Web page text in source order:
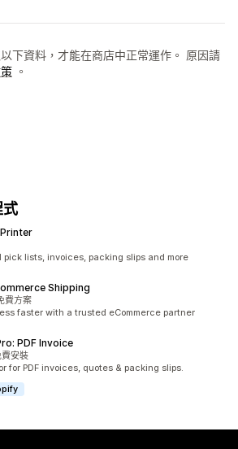
下資料，才能在商店中正常運作。 原因請
。
式
pick lists, invoices, packing slips and more
Shipping
費方案
faster with a trusted eCommerce partner
PDF Invoice
安裝
for PDF invoices, quotes & packing slips.